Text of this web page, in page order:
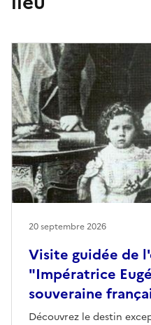
Visite guidée de
"Impératrice
souveraine
Découvrez le destin
20 septembre 2026